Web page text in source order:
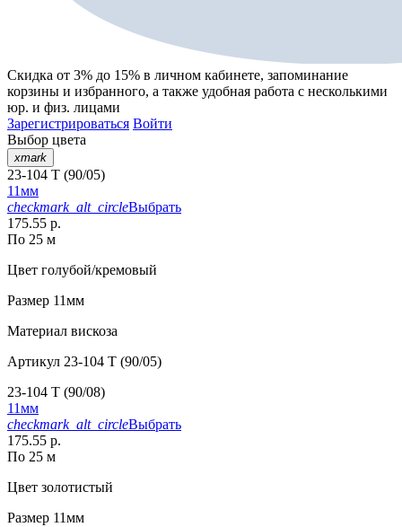
Скидка от 3% до 15% в личном кабинете, запоминание
корзины и избранного, а также удобная работа с несколькими
юр. и физ. лицами
Зарегистрироваться Войти
Выбор цвета
xmark
23-104 T (90/05)
11мм
checkmark_alt_circleВыбрать
175.55 р.
По 25 м
Цвет голубой/кремовый
Размер 11мм
Материал вискоза
Артикул 23-104 T (90/05)
23-104 T (90/08)
11мм
checkmark_alt_circleВыбрать
175.55 р.
По 25 м
Цвет золотистый
Размер 11мм